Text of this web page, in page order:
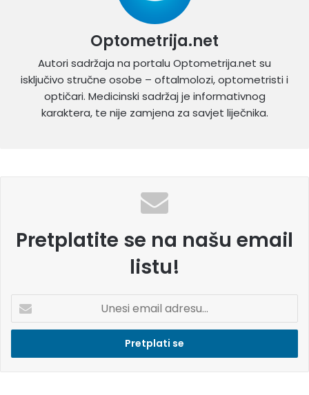
Optometrija.net
Autori sadržaja na portalu Optometrija.net su
isključivo stručne osobe – oftalmolozi, optometristi i
optičari. Medicinski sadržaj je informativnog
karaktera, te nije zamjena za savjet liječnika.
Pretplatite se na našu email
listu!
e
i
e